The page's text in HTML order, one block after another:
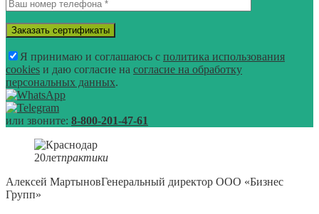
Я принимаю и соглашаюсь с политика использования
cookies и даю согласие на согласие на обработку
персональных данных.
или звоните: 8-800-201-47-61
20летпрактики
Алексей МартыновГенеральный директор ООО «Бизнес
Групп»